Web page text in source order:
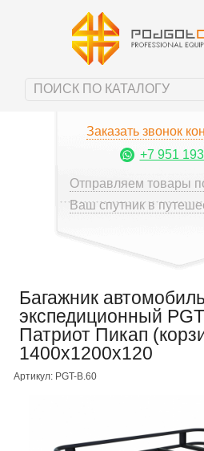
Заказать звонок
+7 951
Отправляем товары
Ваш спутник в
Багажник
экспедиционный
Патриот Пикап
1400х1200х120
Артикул: PGT-B.60